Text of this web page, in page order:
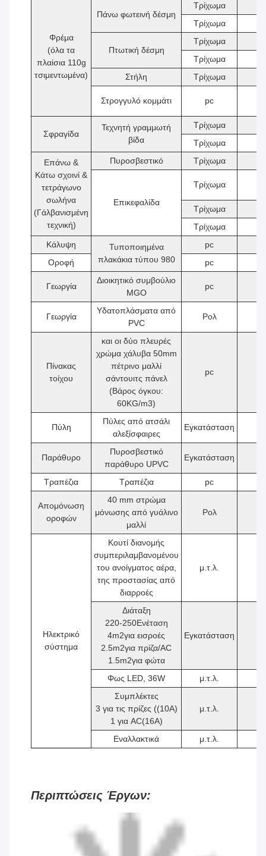
Φρέμα
(όλα τα
πλαίσια 110g
τσιμεντωμένα)
Πάνω φωτεινή δέσμη
Τρίχωμα
Τρίχωμα
Πτωτική δέσμη
Τρίχωμα
Τρίχωμα
Στήλη
Τρίχωμα
Στρογγυλό κομμάτι pc
Σφραγίδα
Τεχνητή γραμμωτή
βίδα
Τρίχωμα
Τρίχωμα
Επάνω &
Κάτω σχοινί &
τετράγωνο
σωλήνα
(Γάλβανισμένη
τεχνική)
Πυροσβεστικό Τρίχωμα
Επικεφαλίδα
Τρίχωμα
Τρίχωμα
Τρίχωμα
Κάλυψη
Τυποποιημένα
πλακάκια τύπου 980
pc
Οροφή
pc
Γεωργία
Διοικητικό συμβούλιο
MGO
pc
Γεωργία
Υδατοπλάσματα από
PVC
Ρολ
Πίνακας
τοίχου
και οι δύο πλευρές
χρώμα χάλυβα 50mm
πέτρινο μαλλί
σάντουιτς πάνελ
(Βάρος όγκου:
60KG/m3)
pc
Πύλη
Πύλες από ατσάλι
αλεξίσφαιρες
Εγκατάσταση
Παράθυρο
Πυροσβεστικό
παράθυρο UPVC
Εγκατάσταση
Τραπέζια Τραπέζια pc
Απομόνωση
οροφών
40 mm στρώμα
μόνωσης από γυάλινο
μαλλί
Ρολ
Ηλεκτρικό
σύστημα
Κουτί διανομής
συμπεριλαμβανομένου
του ανοίγματος αέρα,
της προστασίας από
διαρροές
μ.τ.λ.
Διάταξη
220-250Ενέταση
4m2για εισροές
2.5m2για πρίζα/AC
1.5m2για φώτα
Εγκατάσταση
Φως LED, 36W μ.τ.λ.
Συμπλέκτες
3 για τις πρίζες ((10A)
1 για AC(16A)
μ.τ.λ.
Εναλλακτικά μ.τ.λ.
Περιπτώσεις Έργων: